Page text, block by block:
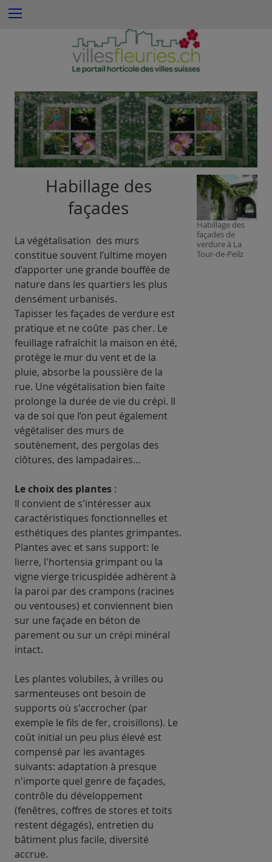
Habillage des
façades de
verdure à La
Tour-de-Peilz
Habillage des
façades
La végétalisation des murs
constitue souvent l’ultime moyen
d’apporter une grande bouffée de
nature dans les quartiers les plus
densément urbanisés.
Tapisser les façades de verdure est
pratique et ne coûte pas cher. Le
feuillage rafraîchit la maison en été,
protège le mur du vent et de la
pluie, absorbe la poussière de la
rue. Une végétalisation bien faite
prolonge la durée de vie du crépi. Il
va de soi que l’on peut également
végétaliser des murs de
soutènement, des pergolas des
clôtures, des lampadaires…
Le choix des plantes :
Il convient de s'intéresser aux
caractéristiques fonctionnelles et
esthétiques des plantes grimpantes.
Plantes avec et sans support: le
lierre, l'hortensia grimpant ou la
vigne vierge tricuspidée adhèrent à
la paroi par des crampons (racines
ou ventouses) et conviennent bien
sur une façade en béton de
parement ou sur un crépi minéral
intact.
Les plantes volubiles, à vrilles ou
sarmenteuses ont besoin de
supports où s'accrocher (par
exemple le fils de fer, croisillons). Le
coût initial un peu plus élevé est
compensé par les avantages
suivants: adaptation à presque
n'importe quel genre de façades,
contrôle du développement
(fenêtres, coffres de stores et toits
restent dégagés), entretien du
bâtiment plus facile, diversité
accrue.